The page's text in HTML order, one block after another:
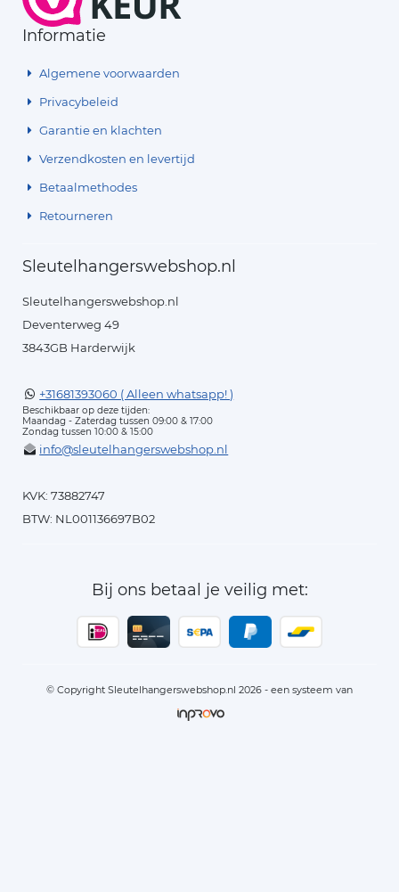
Informatie
Algemene voorwaarden
Privacybeleid
Garantie en klachten
Verzendkosten en levertijd
Betaalmethodes
Retourneren
Sleutelhangerswebshop.nl
Sleutelhangerswebshop.nl
Deventerweg 49
3843GB Harderwijk
+31681393060 ( Alleen whatsapp! )
Beschikbaar op deze tijden:
Maandag - Zaterdag tussen 09:00 & 17:00
Zondag tussen 10:00 & 15:00
info@sleutelhangerswebshop.nl
KVK: 73882747
BTW: NL001136697B02
Bij ons betaal je veilig met:
© Copyright Sleutelhangerswebshop.nl 2026 - een systeem van